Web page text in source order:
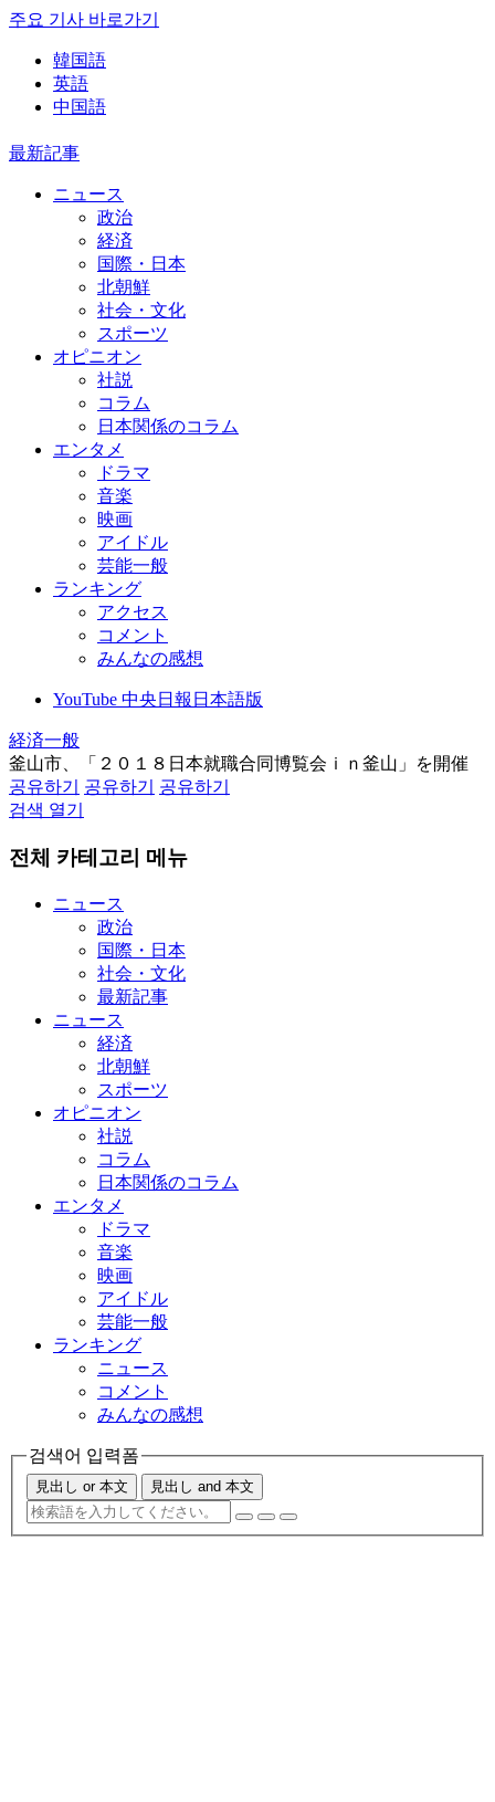
주요 기사 바로가기
韓国語
英語
中国語
最新記事
ニュース
政治
経済
国際・日本
北朝鮮
社会・文化
スポーツ
オピニオン
社説
コラム
日本関係のコラム
エンタメ
ドラマ
音楽
映画
アイドル
芸能一般
ランキング
アクセス
コメント
みんなの感想
YouTube 中央日報日本語版
経済一般
釜山市、「２０１８日本就職合同博覧会ｉｎ釜山」を開催
공유하기
공유하기
공유하기
검색 열기
전체 카테고리 메뉴
ニュース
政治
国際・日本
社会・文化
最新記事
ニュース
経済
北朝鮮
スポーツ
オピニオン
社説
コラム
日本関係のコラム
エンタメ
ドラマ
音楽
映画
アイドル
芸能一般
ランキング
ニュース
コメント
みんなの感想
검색어 입력폼
見出し or 本文 見出し and 本文